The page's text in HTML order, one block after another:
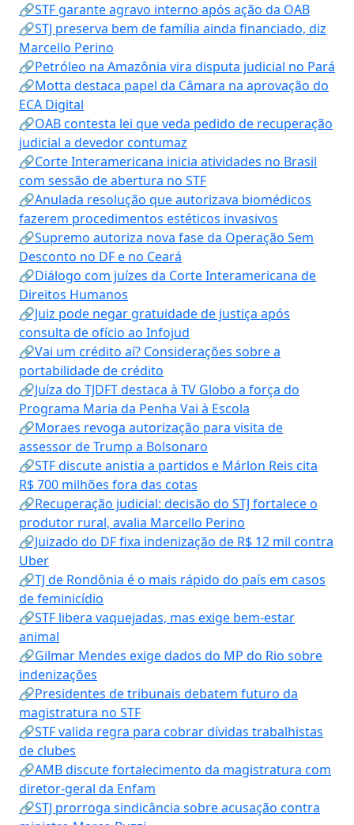
🔗STF garante agravo interno após ação da OAB
🔗STJ preserva bem de família ainda financiado, diz
Marcello Perino
🔗Petróleo na Amazônia vira disputa judicial no Pará
🔗Motta destaca papel da Câmara na aprovação do
ECA Digital
🔗OAB contesta lei que veda pedido de recuperação
judicial a devedor contumaz
🔗Corte Interamericana inicia atividades no Brasil
com sessão de abertura no STF
🔗Anulada resolução que autorizava biomédicos
fazerem procedimentos estéticos invasivos
🔗Supremo autoriza nova fase da Operação Sem
Desconto no DF e no Ceará
🔗Diálogo com juízes da Corte Interamericana de
Direitos Humanos
🔗Juiz pode negar gratuidade de justiça após
consulta de ofício ao Infojud
🔗Vai um crédito aí? Considerações sobre a
portabilidade de crédito
🔗Juíza do TJDFT destaca à TV Globo a força do
Programa Maria da Penha Vai à Escola
🔗Moraes revoga autorização para visita de
assessor de Trump a Bolsonaro
🔗STF discute anistia a partidos e Márlon Reis cita
R$ 700 milhões fora das cotas
🔗Recuperação judicial: decisão do STJ fortalece o
produtor rural, avalia Marcello Perino
🔗Juizado do DF fixa indenização de R$ 12 mil contra
Uber
🔗TJ de Rondônia é o mais rápido do país em casos
de feminicídio
🔗STF libera vaquejadas, mas exige bem-estar
animal
🔗Gilmar Mendes exige dados do MP do Rio sobre
indenizações
🔗Presidentes de tribunais debatem futuro da
magistratura no STF
🔗STF valida regra para cobrar dívidas trabalhistas
de clubes
🔗AMB discute fortalecimento da magistratura com
diretor-geral da Enfam
🔗STJ prorroga sindicância sobre acusação contra